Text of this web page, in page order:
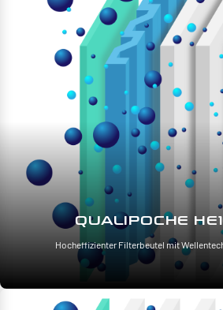
QUALIPOCHE
Hocheffizienter Filterbeutel mit